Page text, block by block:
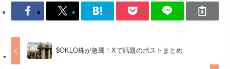
$OKLO株が急騰！Xで話題のポストまとめ